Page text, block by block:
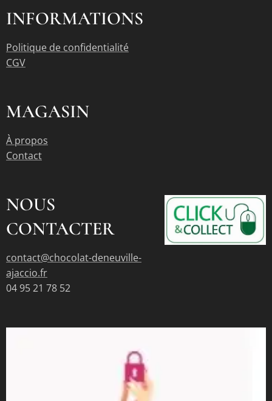
INFORMATIONS
Politique de confidentialité
CGV
MAGASIN
À propos
Contact
NOUS
CONTACTER
contact@chocolat-deneuville-
ajaccio.fr
04 95 21 78 52